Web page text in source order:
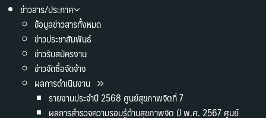
ข่าวสาร/ประกาศ
ข้อมูลข่าวสารทั้งหมด
ข่าวประชาสัมพันธ์
ข่าวรับสมัครงาน
ข่าวจัดซื้อจัดจ้าง
ผลการดำเนินงาน
รายงานประจำปี 2568 ศูนย์สุขภาพจิตที่ 7
ผลการสำรวจความรอบรู้ด้านสุขภาพจิต ปี พ.ศ. 2567 ศูนย์